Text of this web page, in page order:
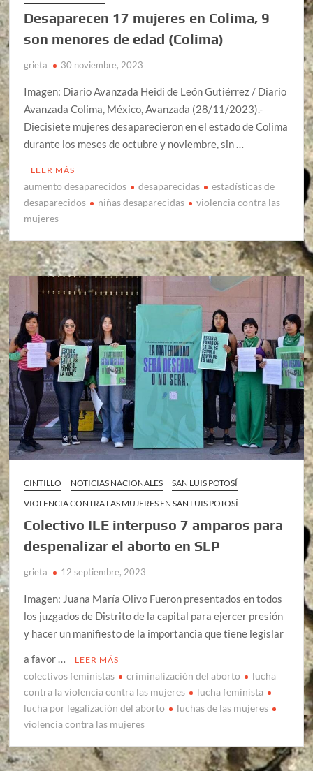
Desaparecen 17 mujeres en Colima, 9
son menores de edad (Colima)
grieta 30 noviembre, 2023
Imagen: Diario Avanzada Heidi de León Gutiérrez / Diario
Avanzada Colima, México, Avanzada (28/11/2023).-
Diecisiete mujeres desaparecieron en el estado de Colima
durante los meses de octubre y noviembre, sin …
LEER MÁS
aumento desaparecidos desaparecidas
estadísticas de
desaparecidos
niñas desaparecidas
violencia contra las
mujeres
CINTILLO NOTICIAS NACIONALES
SAN LUIS POTOSÍ
VIOLENCIA CONTRA LAS MUJERES EN SAN LUIS POTOSÍ
Colectivo ILE interpuso 7 amparos para
despenalizar el aborto en SLP
grieta 12 septiembre, 2023
Imagen: Juana María Olivo Fueron presentados en todos
los juzgados de Distrito de la capital para ejercer presión
y hacer un manifiesto de la importancia que tiene legislar
a favor …
LEER MÁS
colectivos feministas criminalización del aborto
lucha
contra la violencia contra las mujeres
lucha feminista
lucha por legalización del aborto
luchas de las mujeres
violencia contra las mujeres